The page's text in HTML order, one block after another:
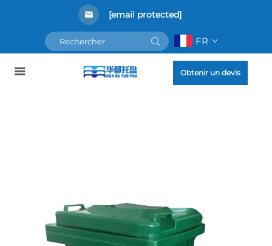
[email protected]
FR
Obtenir un devis